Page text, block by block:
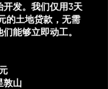
开发。我们仅用3天
的土地贷款，无需
能够立即动工。
敦山